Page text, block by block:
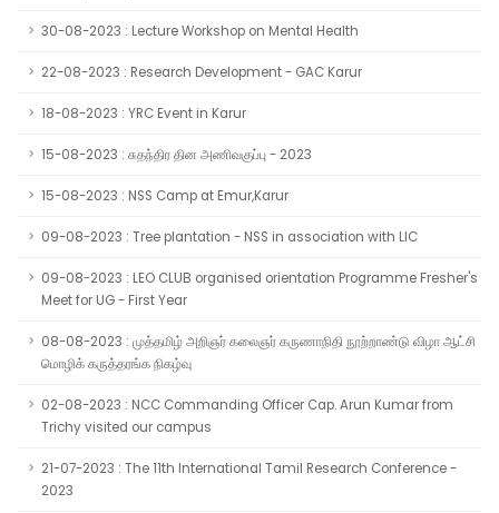
30-08-2023 : Lecture Workshop on Mental Health
22-08-2023 : Research Development - GAC Karur
18-08-2023 : YRC Event in Karur
15-08-2023 : சுதந்திர தின அணிவகுப்பு - 2023
15-08-2023 : NSS Camp at Emur,Karur
09-08-2023 : Tree plantation - NSS in association with LIC
09-08-2023 : LEO CLUB organised orientation Programme Fresher's
Meet for UG - First Year
08-08-2023 : முத்தமிழ் அறிஞர் கலைஞர் கருணாநிதி நூற்றாண்டு விழா ஆட்சி
மொழிக் கருத்தரங்க நிகழ்வு
02-08-2023 : NCC Commanding Officer Cap. Arun Kumar from
Trichy visited our campus
21-07-2023 : The 11th International Tamil Research Conference -
2023